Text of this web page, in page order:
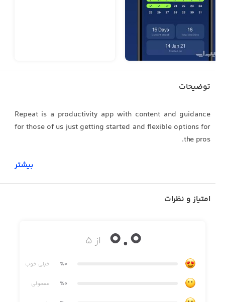
توضیحات
Repeat is a productivity app with content and guidance
for those of us just getting started and flexible options for
the pros.
• Analyse the impact of each habit on your moods
بیشتر
امتیاز و نظرات
از ۵ 0.0
٪0 خیلی خوب
٪0 معمولی